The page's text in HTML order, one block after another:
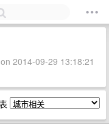
2014-09-29 13:18:21